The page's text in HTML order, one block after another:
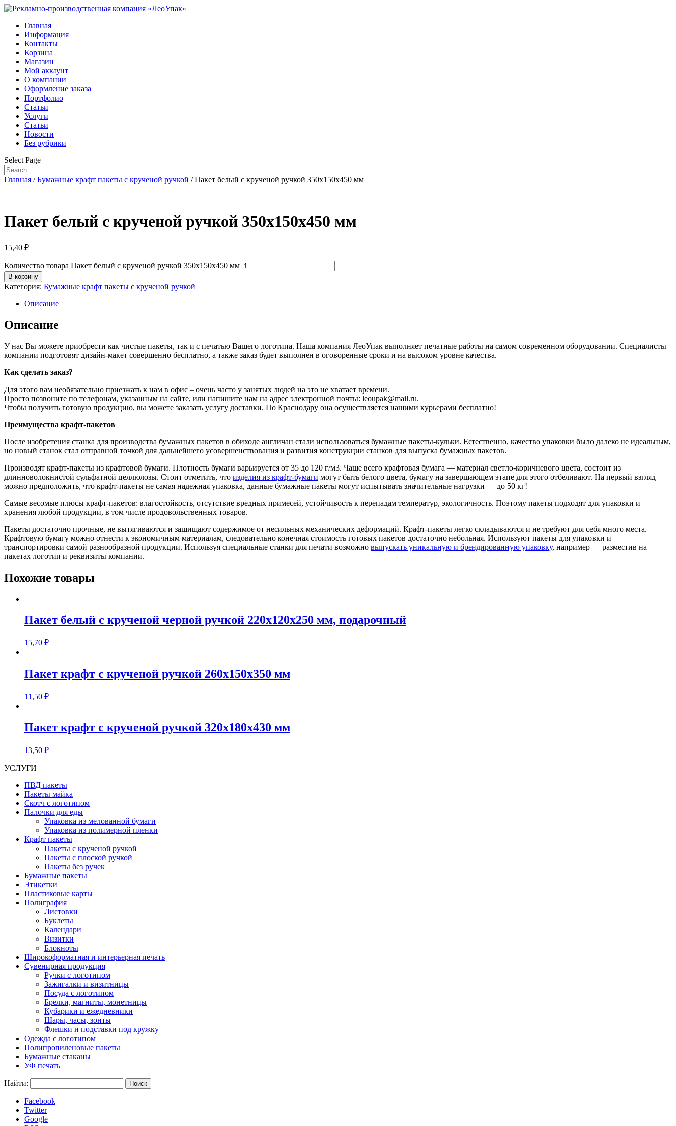
Главная
Информация
Контакты
Корзина
Магазин
Мой аккаунт
О компании
Оформление заказа
Портфолио
Статьи
Услуги
Статьи
Новости
Без рубрики
Select Page
Главная /Бумажные крафт пакеты с крученой ручкой / Пакет белый с крученой ручкой 350х150х450 мм
Пакет белый с крученой ручкой 350х150х450 мм
15,40 ₽
Количество товара Пакет белый с крученой ручкой 350х150х450 мм
В корзину
Категория: Бумажные крафт пакеты с крученой ручкой
Описание
Описание
У нас Вы можете приобрести как чистые пакеты, так и с печатью Вашего логотипа. Наша компания ЛеоУпак выполняет печатные работы на самом современном оборудовании. Специалисты
компании подготовят дизайн-макет совершенно бесплатно, а также заказ будет выполнен в оговоренные сроки и на высоком уровне качества.
Как сделать заказ?
Для этого вам необязательно приезжать к нам в офис – очень часто у занятых людей на это не хватает времени.
Просто позвоните по телефонам, указанным на сайте, или напишите нам на адрес электронной почты: leoupak@mail.ru.
Чтобы получить готовую продукцию, вы можете заказать услугу доставки. По Краснодару она осуществляется нашими курьерами бесплатно!
Преимущества крафт-пакетов
После изобретения станка для производства бумажных пакетов в обиходе англичан стали использоваться бумажные пакеты-кульки. Естественно, качество упаковки было далеко не идеальным,
но новый станок стал отправной точкой для дальнейшего усовершенствования и развития конструкции станков для выпуска бумажных пакетов.
Производят крафт-пакеты из крафтовой бумаги. Плотность бумаги варьируется от 35 до 120 г/м3. Чаще всего крафтовая бумага — материал светло-коричневого цвета, состоит из
длинноволокнистой сульфатной целлюлозы. Стоит отметить, что изделия из крафт-бумаги могут быть белого цвета, бумагу на завершающем этапе для этого отбеливают. На первый взгляд
можно предположить, что крафт-пакеты не самая надежная упаковка, данные бумажные пакеты могут испытывать значительные нагрузки — до 50 кг!
Самые весомые плюсы крафт-пакетов: влагостойкость, отсутствие вредных примесей, устойчивость к перепадам температур, экологичность. Поэтому пакеты подходят для упаковки и
хранения любой продукции, в том числе продовольственных товаров.
Пакеты достаточно прочные, не вытягиваются и защищают содержимое от несильных механических деформаций. Крафт-пакеты легко складываются и не требуют для себя много места.
Крафтовую бумагу можно отнести к экономичным материалам, следовательно конечная стоимость готовых пакетов достаточно небольная. Используют пакеты для упаковки и
транспортировки самой разнообразной продукции. Используя специальные станки для печати возможно выпускать уникальную и брендированную упаковку, например — разместив на
пакетах логотип и реквизиты компании.
Похожие товары
Пакет белый с крученой черной ручкой 220х120х250 мм, подарочный
15,70 ₽
Пакет крафт с крученой ручкой 260х150х350 мм
11,50 ₽
Пакет крафт с крученой ручкой 320х180х430 мм
13,50 ₽
УСЛУГИ
ПВД пакеты
Пакеты майка
Скотч с логотипом
Палочки для еды
Упаковка из мелованной бумаги
Упаковка из полимерной пленки
Крафт пакеты
Пакеты с крученой ручкой
Пакеты с плоской ручкой
Пакеты без ручек
Бумажные пакеты
Этикетки
Пластиковые карты
Полиграфия
Листовки
Буклеты
Календари
Визитки
Блокноты
Широкоформатная и интерьерная печать
Сувенирная продукция
Ручки с логотипом
Зажигалки и визитницы
Посуда с логотипом
Брелки, магниты, монетницы
Кубарики и ежедневники
Шары, часы, зонты
Флешки и подставки под кружку
Одежда с логотипом
Полипропиленовые пакеты
Бумажные стаканы
УФ печать
Найти:
Facebook
Twitter
Google